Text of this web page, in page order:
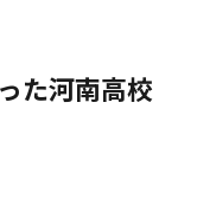
た河南高校